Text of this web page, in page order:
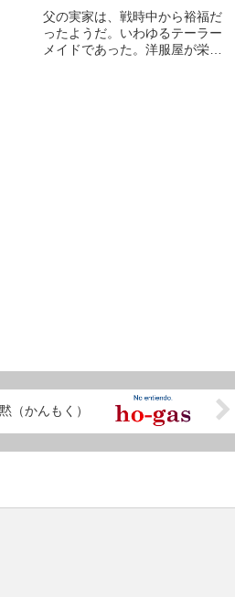
父の実家は、戦時中から裕福だ
ったようだ。いわゆるテーラー
メイドであった。洋服屋が栄え
（かんもく）